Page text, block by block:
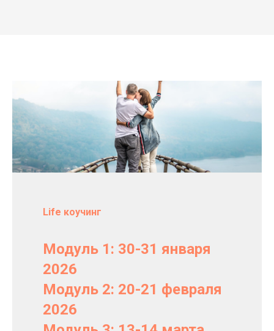
Life коучинг
Модуль 1: 30-31 января
2026
Модуль 2: 20-21 февраля
2026